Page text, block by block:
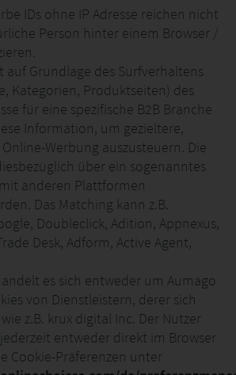
IDs ohne IP Adresse reichen nicht
Person hinter einem Browser /
Grundlage des Surfverhaltens
Kategorien, Produktseiten) des
für eine spezifische B2B Branche
Information, um gezieltere,
Werbung auszusteuern. Die
über ein sogenanntes
anderen Plattformen
Das Matching kann z.B.
Doubleclick, Adition, Appnexus,
Desk, Adform, Active Agent,
es sich entweder um Aumago
von Dienstleistern, derer sich
z.B. krux digital Inc. Der Nutzer
entweder direkt im Browser
Cookie-Präferenzen unter